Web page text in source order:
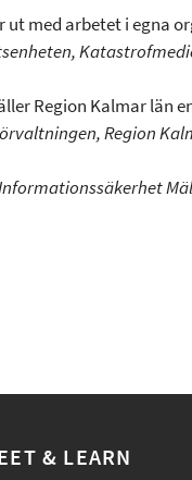
ut med arbetet i egna
Region Kalmar län
Region
& LEARN